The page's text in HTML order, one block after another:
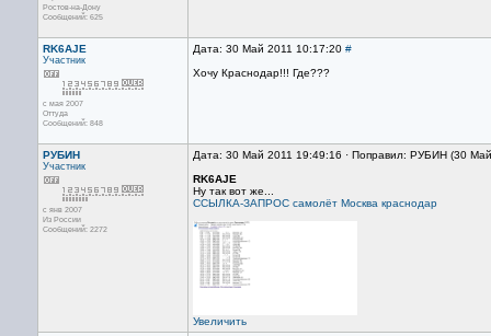
Ростов-на-Дону
Сообщений: 625
RK6AJE
Участник
с мая 2007
Оттуда
Сообщений: 848
Дата: 30 Май 2011 10:17:20 #
Хочу Краснодар!!! Где???
РУБИН
Участник
с янв 2007
Из России
Сообщений: 2272
Дата: 30 Май 2011 19:49:16 · Поправил: РУБИН (30
RK6AJE
Ну так вот же...
ССЫЛКА-ЗАПРОС самолёт Москва краснодар
Увеличить